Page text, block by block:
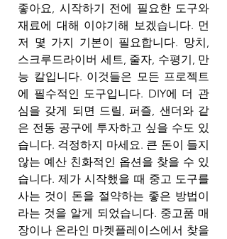
좋아요, 시작하기 전에 필요한 도구와
재료에 대해 이야기해 보겠습니다. 먼
저 몇 가지 기본이 필요합니다. 망치,
스크루드라이버 세트, 줄자, 수평기, 만
능 칼입니다. 이것들은 모든 프로젝트
에 필수적인 도구입니다. DIY에 더 관
심을 갖게 되면 드릴, 퍼즐, 샌더와 같
은 전동 공구에 투자하고 싶을 수도 있
습니다. 걱정하지 마세요. 큰 돈이 들지
않는 예산 친화적인 옵션을 찾을 수 있
습니다. 제가 시작했을 때 중고 도구를
사는 것이 돈을 절약하는 좋은 방법이
라는 것을 알게 되었습니다. 중고품 매
장이나 온라인 마켓플레이스에서 찾을